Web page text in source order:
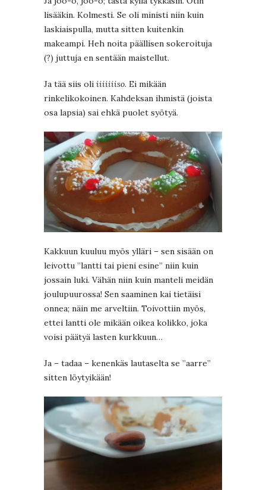
lisääkin. Kolmesti. Se oli ministi niin kuin
laskiaispulla, mutta sitten kuitenkin
makeampi. Heh noita päällisen sokeroituja
(?) juttuja en sentään maistellut.
Ja tää siis oli iiiiiiiso. Ei mikään
rinkelikokoinen. Kahdeksan ihmistä (joista
osa lapsia) sai ehkä puolet syötyä.
Kakkuun kuuluu myös ylläri – sen sisään on
leivottu ”lantti tai pieni esine” niin kuin
jossain luki. Vähän niin kuin manteli meidän
joulupuurossa! Sen saaminen kai tietäisi
onnea; näin me arveltiin. Toivottiin myös,
ettei lantti ole mikään oikea kolikko, joka
voisi päätyä lasten kurkkuun…
Ja – tadaa – kenenkäs lautaselta se ”aarre”
sitten löytyikään!